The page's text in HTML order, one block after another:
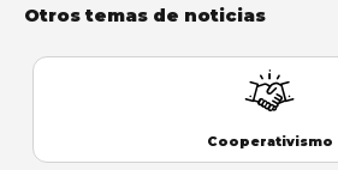
Otros temas de noticias
Cooperativismo